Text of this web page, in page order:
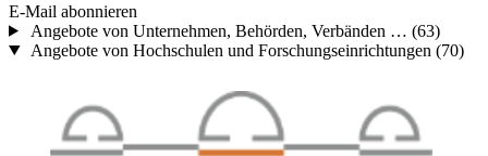
E-Mail abonnieren
Angebote von Unternehmen, Behörden, Verbänden … (63)
Angebote von Hochschulen und Forschungseinrichtungen (70)